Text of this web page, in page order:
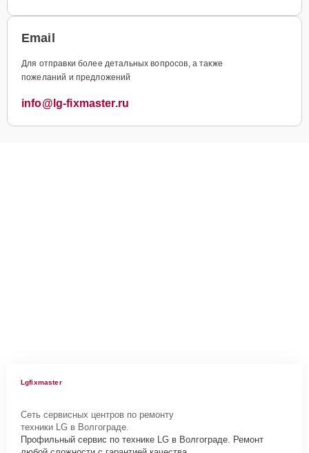
Email
Для отправки более детальных вопросов, а также
пожеланий и предложений
info@lg-fixmaster.ru
Lgfixmaster
Сеть сервисных центров по ремонту
техники LG в Волгограде.
Профильный сервис по технике LG в Волгограде. Ремонт